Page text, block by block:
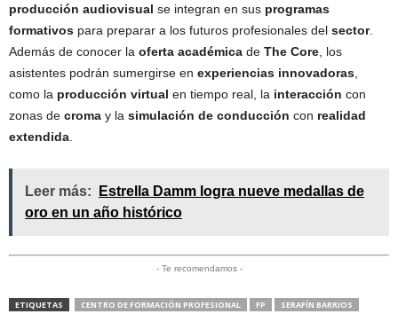
producción audiovisual se integran en sus programas
formativos para preparar a los futuros profesionales del sector.
Además de conocer la oferta académica de The Core , los
asistentes podrán sumergirse en experiencias innovadoras
como la producción virtual en tiempo real, la interacción con
zonas de croma y la simulación de conducción con realidad
extendida
Leer más:
Estrella Damm logra nueve medallas de
oro en un año histórico
- Te recomendamos -
ETIQUETAS CENTRO DE FORMACIÓN PROFESIONAL FP SERAFÍN BARRIOS